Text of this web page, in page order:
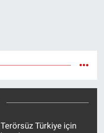
Terörsüz Türkiye için